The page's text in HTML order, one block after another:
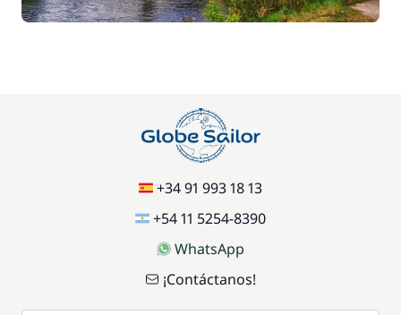
Parking Coches 70,00 €
+34 91 993 18 13
+54 11 5254-8390
WhatsApp
¡Contáctanos!